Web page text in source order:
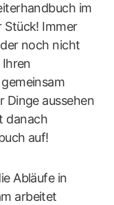
im
Stück! Immer
noch nicht
Dinge aussehen
danach
auf!
Abläufe in
arbeitet